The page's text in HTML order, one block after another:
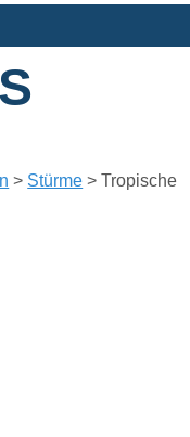
> Stürme >Tropische